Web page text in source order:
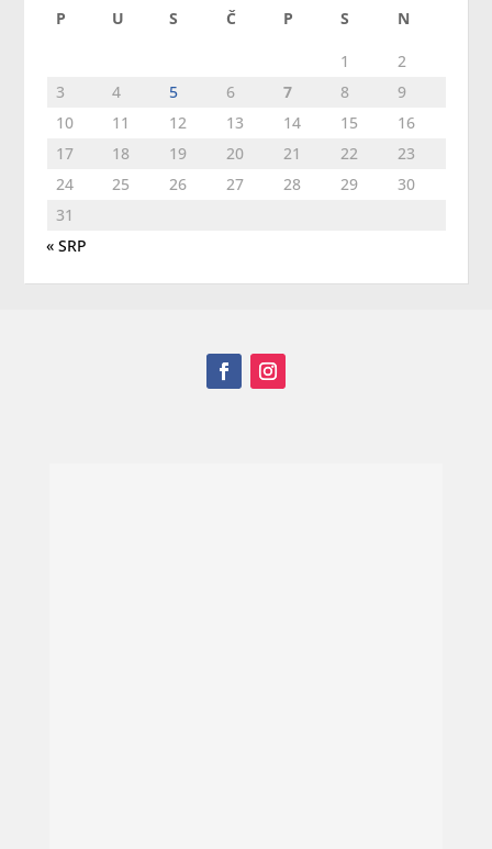
P U S Č P S N
1
2
3
4 5 6 7 8
9
10
11 12 13 14 15
16
17
18 19 20 21 22
23
24
25 26 27 28 29
30
31
« SRP